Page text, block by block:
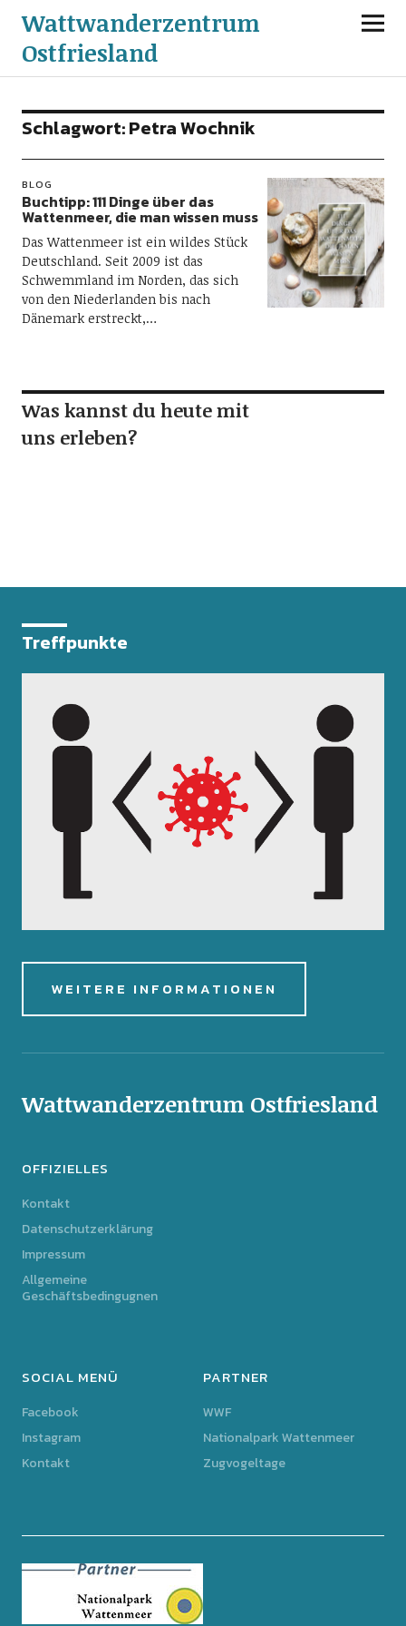
Wattwanderzentrum
Ostfriesland
Schlagwort:Petra Wochnik
BLOG
Buchtipp: 111 Dinge über das
Wattenmeer, die man wissen muss
Das Wattenmeer ist ein wildes Stück
Deutschland. Seit 2009 ist das
Schwemmland im Norden, das sich
von den Niederlanden bis nach
Dänemark erstreckt,…
Was kannst du heute mit
uns erleben?
Treffpunkte
WEITERE INFORMATIONEN
Wattwanderzentrum Ostfriesland
OFFIZIELLES
Kontakt
Datenschutzerklärung
Impressum
Allgemeine
Geschäftsbedingugnen
SOCIAL MENÜ
Facebook
Instagram
Kontakt
PARTNER
WWF
Nationalpark Wattenmeer
Zugvogeltage